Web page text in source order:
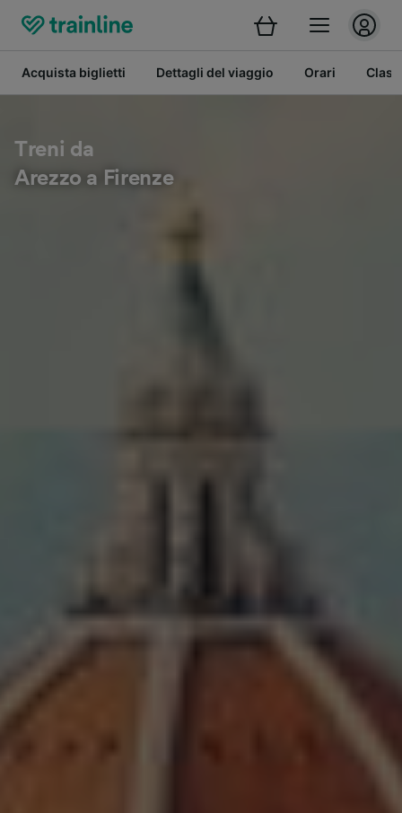
Acquista biglietti Dettagli del viaggio Orari
Treni da
Arezzo a Firenze